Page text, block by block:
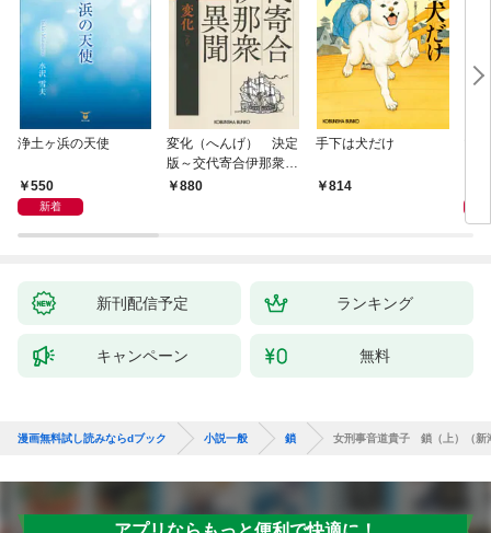
浄土ヶ浜の天使
550
新着
変化（へんげ） 決定
版～交代寄合伊那衆異
聞（1）～
880
手下は犬だけ
814
新刊配信予定 ランキング
キャンペーン 無料
漫画無料試し読みならdブック 小説一般 鎖 女刑事音道貴子 鎖（上）（新